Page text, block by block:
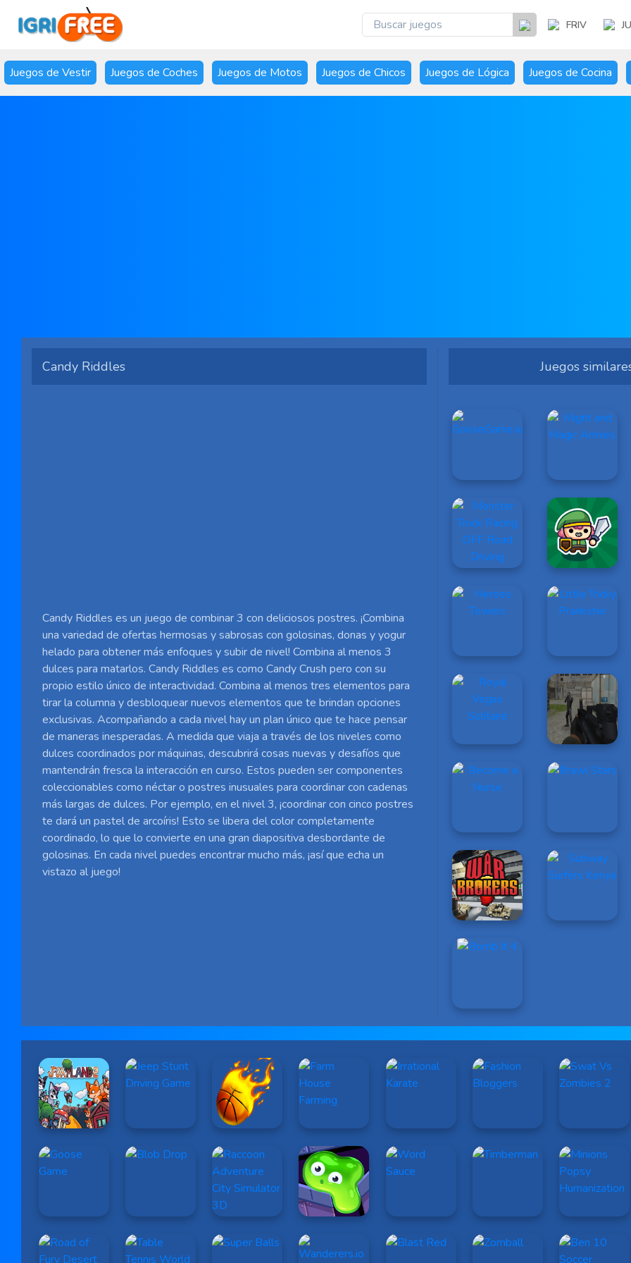
FRIV
Juegos de Vestir Juegos de Coches Juegos de Motos Juegos de Chicos Juegos de Lógica Juegos de Cocina
Candy Riddles
Candy Riddles es un juego de combinar 3 con deliciosos postres. ¡Combina
una variedad de ofertas hermosas y sabrosas con golosinas, donas y yogur
helado para obtener más enfoques y subir de nivel! Combina al menos 3
dulces para matarlos. Candy Riddles es como Candy Crush pero con su
propio estilo único de interactividad. Combina al menos tres elementos para
tirar la columna y desbloquear nuevos elementos que te brindan opciones
exclusivas. Acompañando a cada nivel hay un plan único que te hace pensar
de maneras inesperadas. A medida que viaja a través de los niveles como
dulces coordinados por máquinas, descubrirá cosas nuevas y desafíos que
mantendrán fresca la interacción en curso. Estos pueden ser componentes
coleccionables como néctar o postres inusuales para coordinar con cadenas
más largas de dulces. Por ejemplo, en el nivel 3, ¡coordinar con cinco postres
te dará un pastel de arcoíris! Esto se libera del color completamente
coordinado, lo que lo convierte en una gran diapositiva desbordante de
golosinas. En cada nivel puedes encontrar mucho más, ¡así que echa un
vistazo al juego!
Juegos